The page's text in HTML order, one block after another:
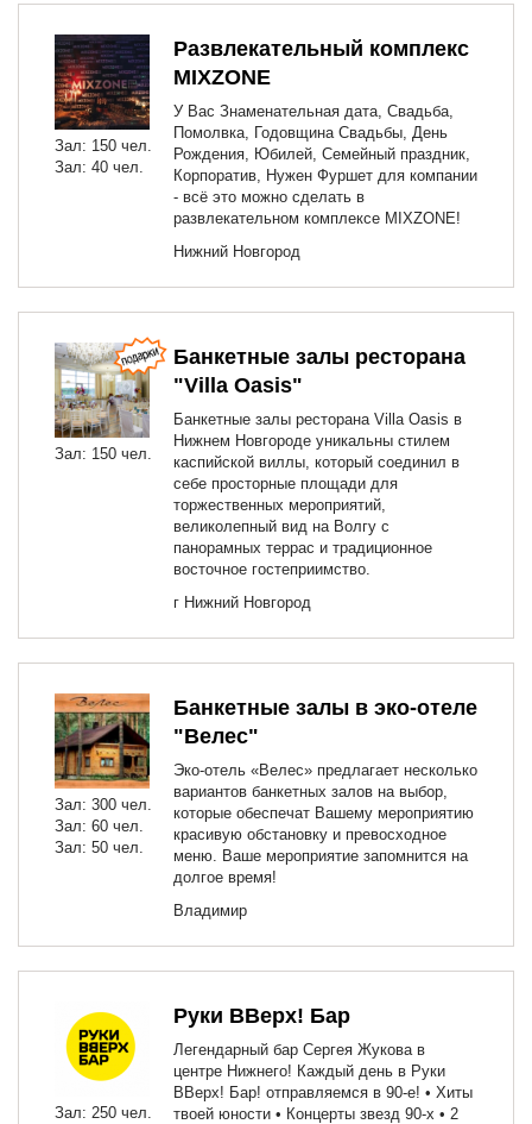
Зал: 150 чел.
Зал: 40 чел.
Развлекательный комплекс
MIXZONE
У Вас Знаменательная дата, Свадьба,
Помолвка, Годовщина Свадьбы, День
Рождения, Юбилей, Семейный праздник,
Корпоратив, Нужен Фуршет для компании
- всё это можно сделать в
развлекательном комплексе MIXZONE!
Нижний Новгород
Зал: 150 чел.
Банкетные залы ресторана
"Villa Oasis"
Банкетные залы ресторана Villa Oasis в
Нижнем Новгороде уникальны стилем
каспийской виллы, который соединил в
себе просторные площади для
торжественных мероприятий,
великолепный вид на Волгу с
панорамных террас и традиционное
восточное гостеприимство.
г Нижний Новгород
Зал: 300 чел.
Зал: 60 чел.
Зал: 50 чел.
Банкетные залы в эко-отеле
"Велес"
Эко-отель «Велес» предлагает несколько
вариантов банкетных залов на выбор,
которые обеспечат Вашему мероприятию
красивую обстановку и превосходное
меню. Ваше мероприятие запомнится на
долгое время!
Владимир
Зал: 250 чел.
Руки ВВерх! Бар
Легендарный бар Сергея Жукова в
центре Нижнего! Каждый день в Руки
ВВерх! Бар! отправляемся в 90-е! • Хиты
твоей юности • Концерты звезд 90-х • 2